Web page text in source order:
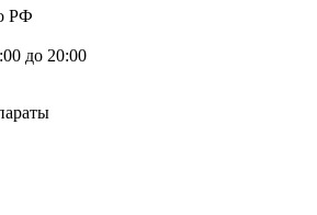
РФ
до 20:00